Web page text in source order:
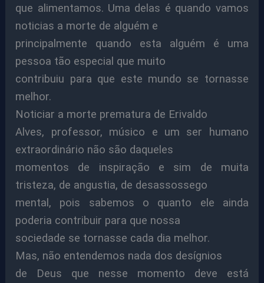
que alimentamos. Uma delas é quando vamos
noticias a morte de alguém e
principalmente quando esta alguém é uma
pessoa tão especial que muito
contribuiu para que este mundo se tornasse
melhor.
Noticiar a morte prematura de Erivaldo
Alves, professor, músico e um ser humano
extraordinário não são daqueles
momentos de inspiração e sim de muita
tristeza, de angustia, de desassossego
mental, pois sabemos o quanto ele ainda
poderia contribuir para que nossa
sociedade se tornasse cada dia melhor.
Mas, não entendemos nada dos desígnios
de Deus que nesse momento deve está